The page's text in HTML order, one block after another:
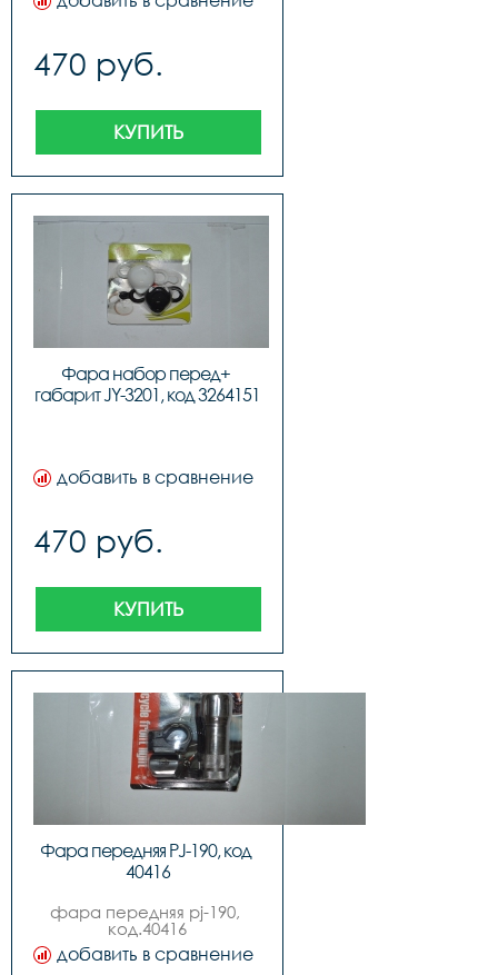
quotkmsquot,￼
470 руб.
КУПИТЬ
Фара набор перед+
габарит JY-3201, код 3264151
добавить в сравнение
470 руб.
КУПИТЬ
Фара передняя PJ-190, код
40416
фара передняя pj-190,
код.40416
добавить в сравнение